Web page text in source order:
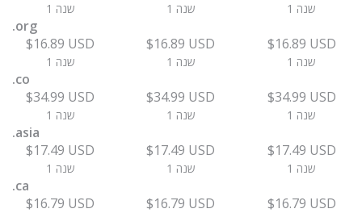
1 שנה 1 שנה 1 שנה
.org
$16.89 USD
1 שנה
$16.89 USD
1 שנה
$16.89 USD
1 שנה
.co
$34.99 USD
1 שנה
$34.99 USD
1 שנה
$34.99 USD
1 שנה
.asia
$17.49 USD
1 שנה
$17.49 USD
1 שנה
$17.49 USD
1 שנה
.ca
$16.79 USD
$16.79 USD $16.79 USD